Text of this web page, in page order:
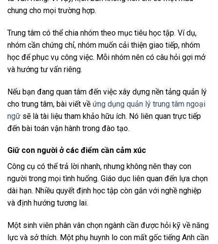
chung cho mọi trường hợp.
Trung tâm có thể chia nhóm theo mục tiêu học tập. Ví dụ,
nhóm cần chứng chỉ, nhóm muốn cải thiện giao tiếp, nhóm
học để phục vụ công việc. Mỗi nhóm nên có câu hỏi gợi mở
và hướng tư vấn riêng.
Nếu bạn đang quan tâm đến việc xây dựng nền tảng quản lý
cho trung tâm, bài viết về ứng dụng quản lý trung tâm ngoại
ngữ sẽ là tài liệu tham khảo hữu ích. Nó liên quan trực tiếp
đến bài toán vận hành trong đào tạo.
Giữ con người ở các điểm cần cảm xúc
Công cụ có thể trả lời nhanh, nhưng không nên thay con
người trong mọi tình huống. Giáo dục liên quan đến lựa chọn
dài hạn. Nhiều quyết định học tập còn gắn với nghề nghiệp
và định hướng tương lai.
Một sinh viên phân vân chọn ngành cần được hỏi kỹ về năng
lực và sở thích. Một phụ huynh lo con mất gốc tiếng Anh cần